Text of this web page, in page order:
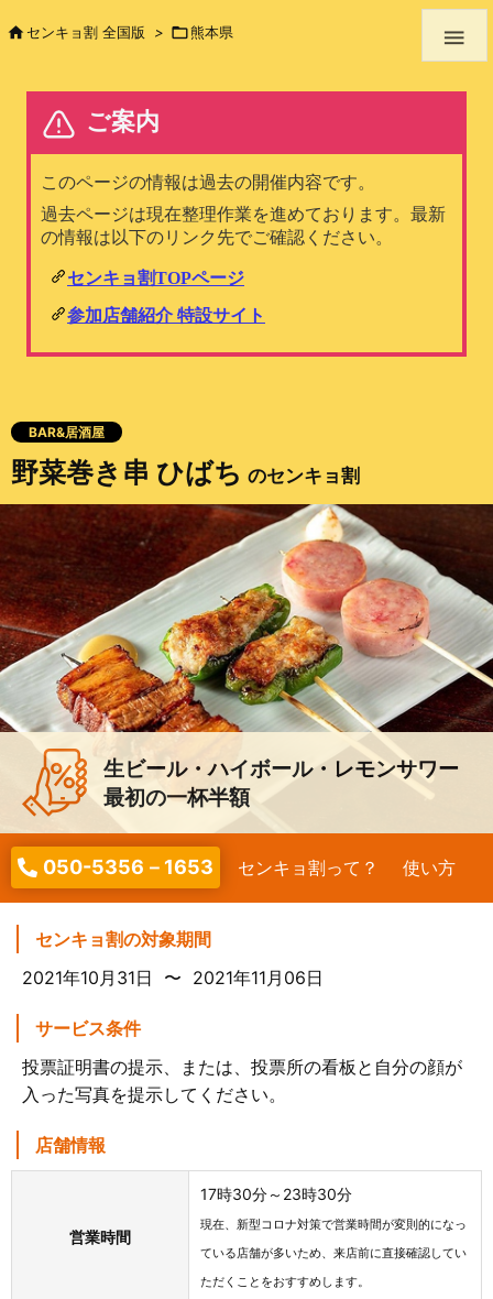

センキョ割 全国版 > 熊本県
BAR&居酒屋
野菜巻き串 ひばち のセンキョ割
生ビール・ハイボール・レモンサワー
最初の一杯半額
050-5356－1653 センキョ割って？ 使い方
センキョ割の対象期間
2021年10月31日 〜 2021年11月06日
サービス条件
投票証明書の提示、または、投票所の看板と自分の顔が
入った写真を提示してください。
店舗情報
営業時間
17時30分～23時30分
現在、新型コロナ対策で営業時間が変則的になっ
ている店舗が多いため、来店前に直接確認してい
ただくことをおすすめします。